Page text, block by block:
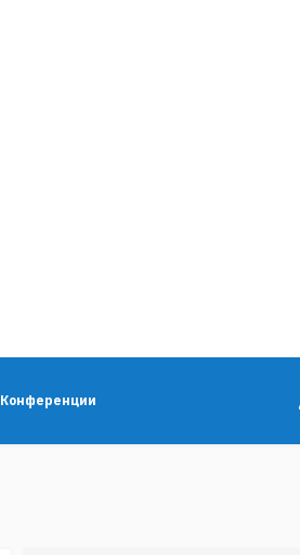
Конференции